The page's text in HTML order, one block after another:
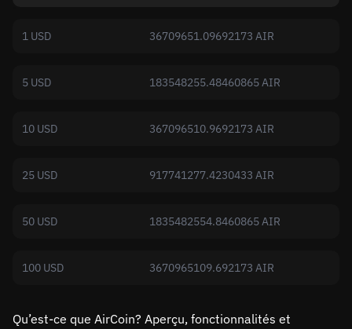
1 USD 36709651.09692173 AIR
5 USD 183548255.48460865 AIR
10 USD 367096510.9692173 AIR
25 USD 917741277.4230433 AIR
50 USD 1835482554.8460865 AIR
100 USD 3670965109.692173 AIR
Qu’est-ce que AirCoin? Aperçu, fonctionnalités et